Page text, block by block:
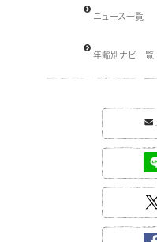
ニュース一覧
年齢別ナビ一覧